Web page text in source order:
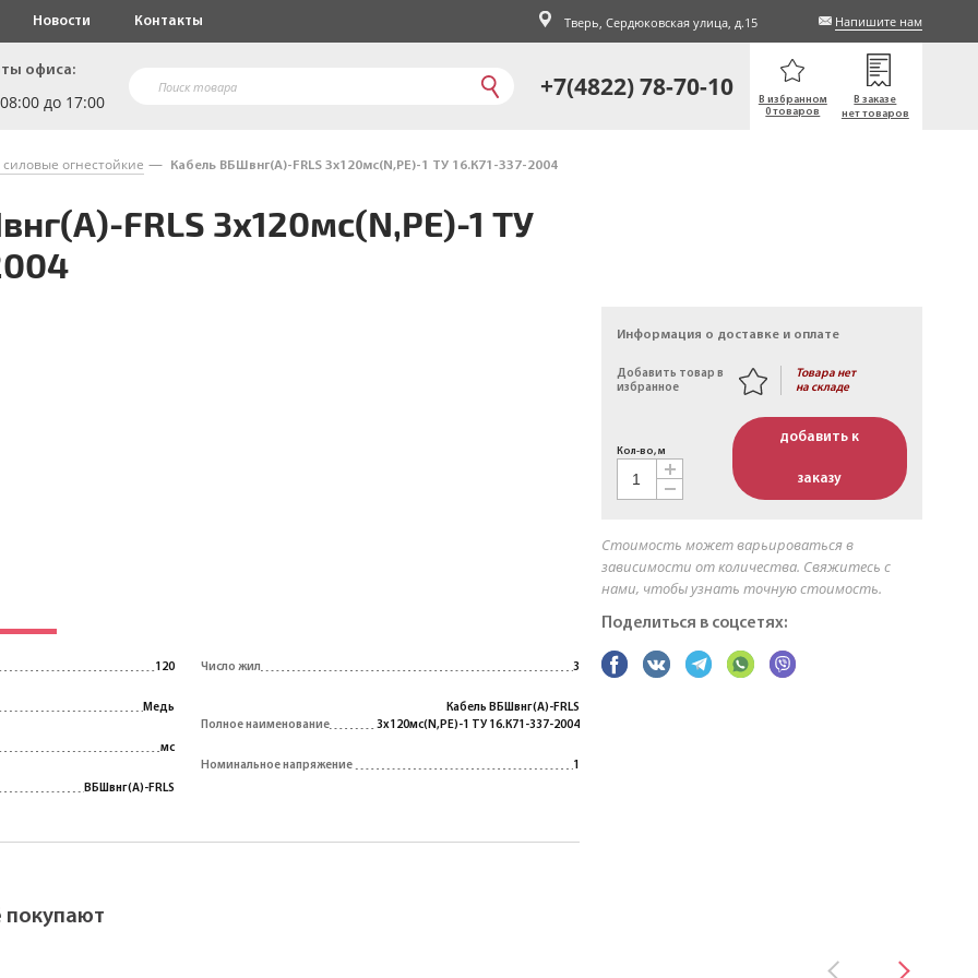
Новости Контакты Тверь, Сердюковская улица, д.15 Напишите нам
офиса:
до 17:00 +7(4822) 78-70-10
В избранном
0 товаров
В заказе
нет товаров
огнестойкие Кабель ВБШвнг(A)-FRLS 3х120мс(N,PE)-1 ТУ 16.К71-337-2004
FRLS 3х120мс(N,PE)-1 ТУ
Информация о доставке и оплате
Добавить товар в
избранное
Товара нет
на складе
Кол-во, м
добавить к
заказу
Стоимость может варьироваться в
зависимости от количества. Свяжитесь с
нами, чтобы узнать точную стоимость.
Поделиться в соцсетях:
120
Медь
мс
ВБШвнг(A)-FRLS
Число жил 3
Полное наименование
Кабель ВБШвнг(A)-FRLS
3х120мс(N,PE)-1 ТУ 16.К71-337-2004
Номинальное напряжение 1
покупают